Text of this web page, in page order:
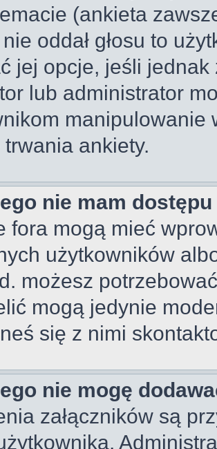
(ankieta
oddał głosu to
jej opcje, jeśli jednak
lub administrator
manipulowanie
trwania ankiety.
nie mam
fora mogą mieć
użytkowników
możesz
mogą jedynie
się z nimi
nie mogę
załączników są